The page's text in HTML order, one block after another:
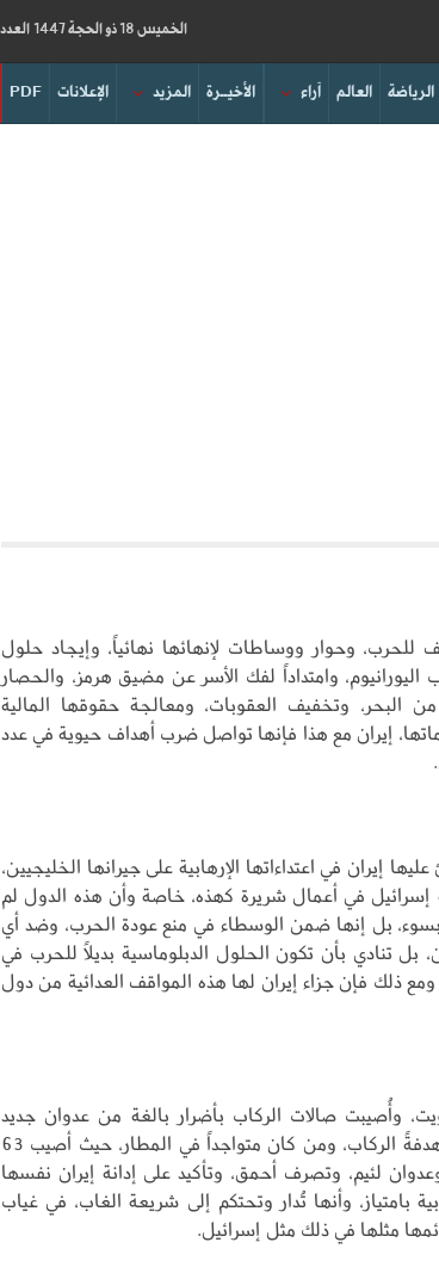
الخميس 18 ذو الحجة 1447 العدد 19280
PDF الإعلانات المزيد الأخيــرة آراء العالم الرياضة
وحوار ووساطات لإنهائها نهائياً، وإيجاد حلول
وامتداداً لفك الأسر عن مضيق هرمز، والحصار
من البحر، وتخفيف العقوبات، ومعالجة حقوقها المالية
إيران مع هذا فإنها تواصل ضرب أهداف حيوية في عدد
إيران في اعتداءاتها الإرهابية على جيرانها الخليجيين،
في أعمال شريرة كهذه، خاصة وأن هذه الدول لم
بسوء، بل إنها ضمن الوسطاء في منع عودة الحرب، وضد أي
بل تنادي بأن تكون الحلول الدبلوماسية بديلاً للحرب في
ومع ذلك فإن جزاء إيران لها هذه المواقف العدائية من دول
وأُصيبت صالات الركاب بأضرار بالغة من عدوان جديد
لإيران على الكويت، مستهدفةً الركاب، ومن كان متواجداً في المطار، حيث أصيب 63
لئيم، وتصرف أحمق، وتأكيد على إدانة إيران نفسها
بامتياز، وأنها تُدار وتحتكم إلى شريعة الغاب، في غياب
مثلها في ذلك مثل إسرائيل.